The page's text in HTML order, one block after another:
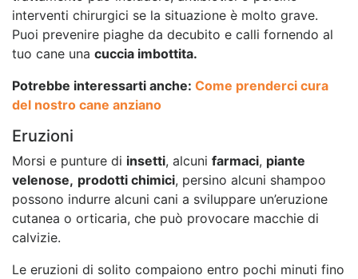
interventi chirurgici se la situazione è molto grave.
Puoi prevenire piaghe da decubito e calli fornendo al
tuo cane una cuccia imbottita.
Potrebbe interessarti anche: Come prenderci cura
del nostro cane anziano
Eruzioni
Morsi e punture di insetti, alcuni farmaci, piante
velenose, prodotti chimici, persino alcuni shampoo
possono indurre alcuni cani a sviluppare un’eruzione
cutanea o orticaria, che può provocare macchie di
calvizie.
Le eruzioni di solito compaiono entro pochi minuti fino